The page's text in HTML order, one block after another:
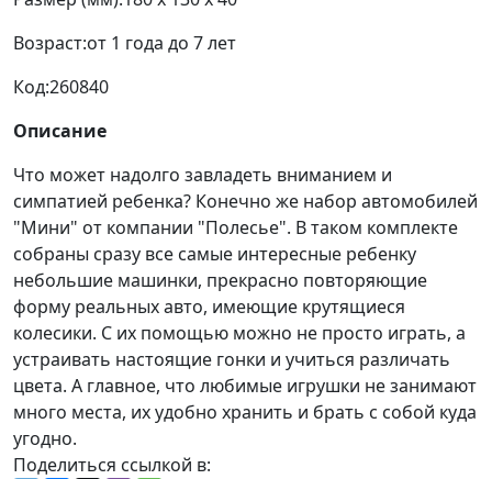
Возраст:от 1 года до 7 лет
Код:260840
Описание
Что может надолго завладеть вниманием и
симпатией ребенка? Конечно же набор автомобилей
"Мини" от компании "Полесье". В таком комплекте
собраны сразу все самые интересные ребенку
небольшие машинки, прекрасно повторяющие
форму реальных авто, имеющие крутящиеся
колесики. С их помощью можно не просто играть, а
устраивать настоящие гонки и учиться различать
цвета. А главное, что любимые игрушки не занимают
много места, их удобно хранить и брать с собой куда
угодно.
Поделиться ссылкой в: